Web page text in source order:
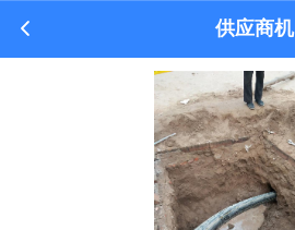
供应商机